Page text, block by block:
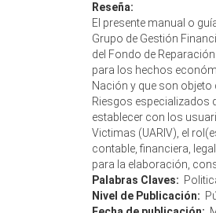
Reseña:
El presente manual o
Grupo de Gestión
del Fondo de
para los hechos
Nación y que son
Riesgos especializados
establecer con los
Victimas (UARIV), el
contable, financiera,
para la elaboración,
Palabras Claves:
Nivel de Publicación: